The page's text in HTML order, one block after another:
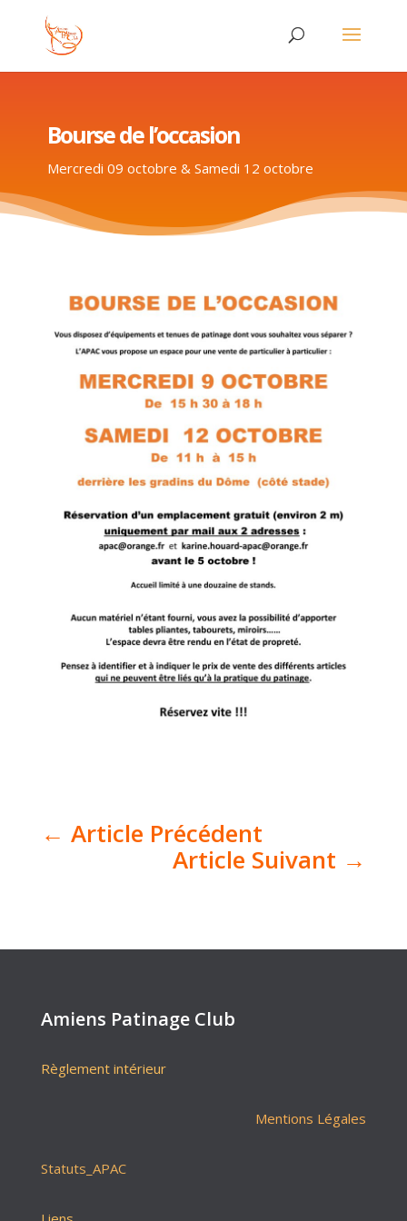
Bourse de l’occasion
Mercredi 09 octobre & Samedi 12 octobre
← Article Précédent
Article Suivant →
Amiens Patinage Club
Règlement intérieur
Mentions Légales
Statuts_APAC